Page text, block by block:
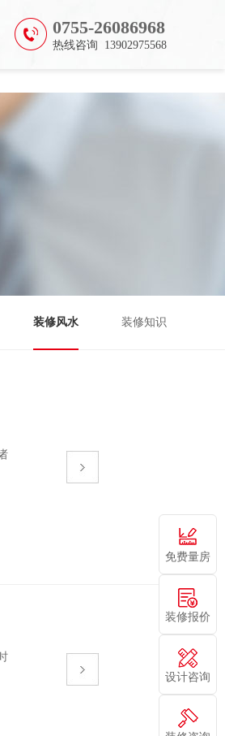
0755-26086968
热线咨询 13902975568
装修风水 装修知识
免费量房
装修报价
设计咨询